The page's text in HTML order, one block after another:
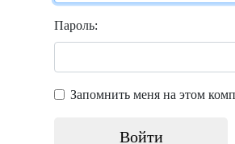
Пароль:
Запомнить меня на этом